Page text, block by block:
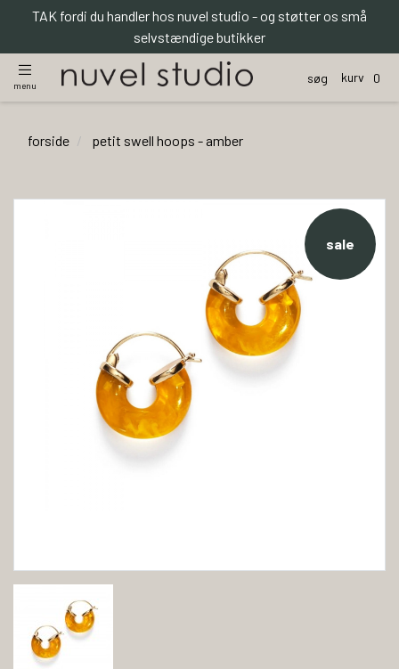
TAK fordi du handler hos nuvel studio - og støtter os små
selvstændige butikker
menu
søg kurv 0
forside petit swell hoops - amber
sale